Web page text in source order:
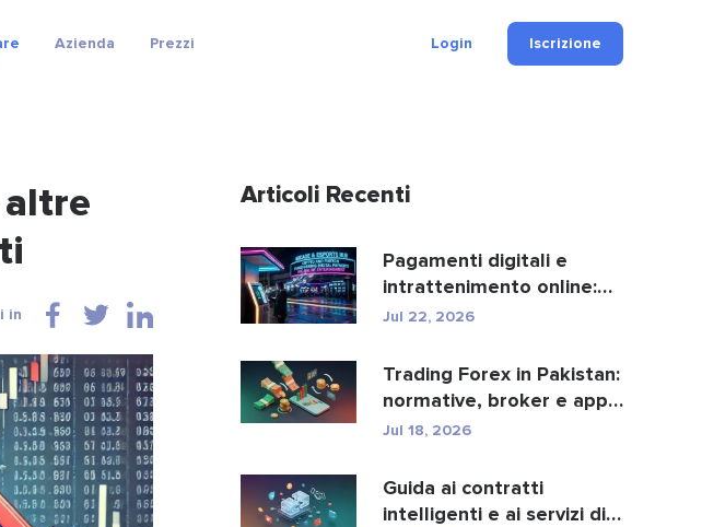
Azienda Prezzi Login Iscrizione
in
Articoli Recenti
Pagamenti digitali e
intrattenimento online:
ecco come crypto e fi...
Jul 22, 2026
Trading Forex in Pakistan:
normative, broker e app
di trading.
Jul 18, 2026
Guida ai contratti
intelligenti e ai servizi di